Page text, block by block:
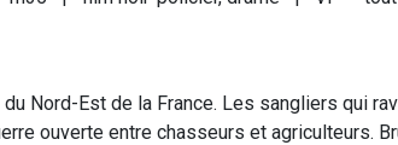
du Nord-Est de la France. Les sangliers qui
ouverte entre chasseurs et agriculteurs.